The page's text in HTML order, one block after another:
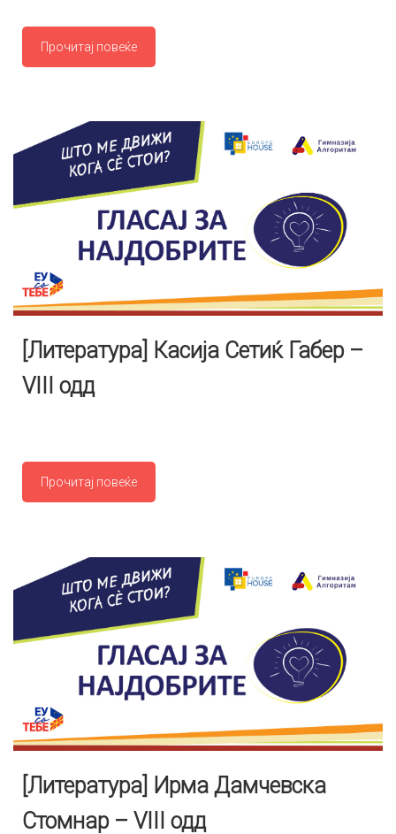
Прочитај повеќе
[Литература] Касија Сетиќ Габер –
VIII одд
Прочитај повеќе
[Литература] Ирма Дамчевска
Стомнар – VIII одд